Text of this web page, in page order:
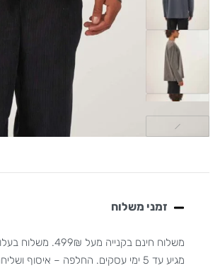
זמני משלוח
מגיע עד 5 ימי עסקים. החלפה – איסוף